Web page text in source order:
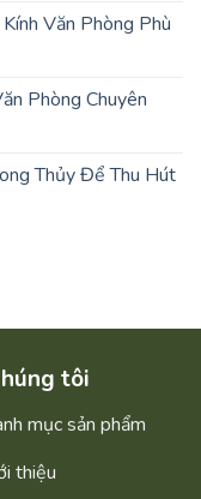
Văn Phòng Phù
Phòng Chuyên
Thủy Để Thu Hút
tôi
mục sản phẩm
thiệu